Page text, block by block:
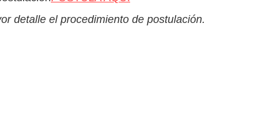
detalle el procedimiento de postulación.